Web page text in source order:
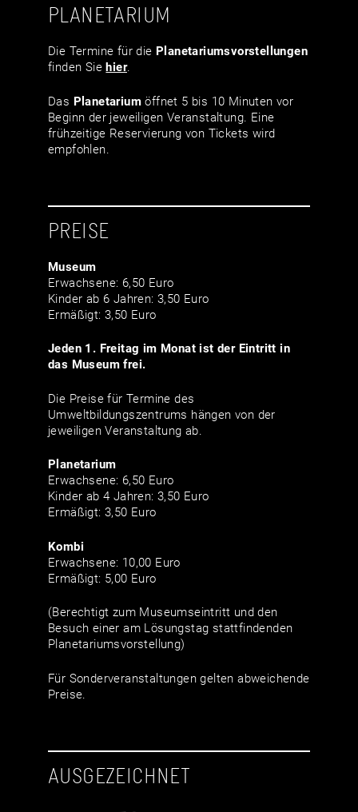
PLANETARIUM
Die Termine für die Planetariumsvor­stellungen
finden Siehier.
Das Planetarium öffnet 5 bis 10 Minuten vor
Beginn der jeweiligen Veranstaltung. Eine
frühzeitige Reservierung von Tickets wird
empfohlen.
PREISE
Museum
Erwachsene: 6,50 Euro
Kinder ab 6 Jahren: 3,50 Euro
Ermäßigt: 3,50 Euro
Jeden 1. Freitag im Monat ist der Eintritt in
das Museum frei.
Die Preise für Termine des
Umweltbildungszentrums hängen von der
jeweiligen Veranstaltung ab.
Planetarium
Erwachsene: 6,50 Euro
Kinder ab 4 Jahren: 3,50 Euro
Ermäßigt: 3,50 Euro
Kombi
Erwachsene: 10,00 Euro
Ermäßigt: 5,00 Euro
(Berechtigt zum Museumseintritt und den
Besuch einer am Lösungstag stattfindenden
Planetariumsvorstellung)
Für Sonderveranstaltungen gelten abweichende
Preise.
AUSGEZEICHNET